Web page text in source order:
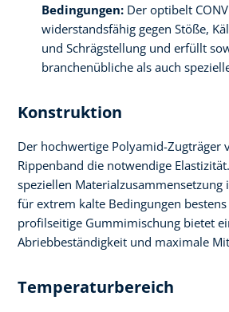
Bedingungen: Der optibelt
widerstandsfähig gegen Stöße,
und Schrägstellung und erfüllt
branchenübliche als auch
Konstruktion
Der hochwertige Polyamid-Zugträger
Rippenband die notwendige
speziellen Materialzusammensetzung
für extrem kalte Bedingungen
profilseitige Gummimischung bietet
Abriebbeständigkeit und maximale
Temperaturbereich